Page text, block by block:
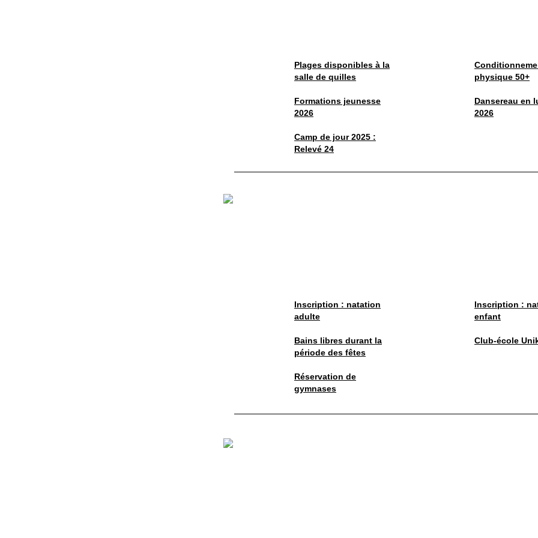
Plages disponibles à la
salle de quilles
physique 50+
Formations jeunesse
2026
Dansereau en
2026
Camp de jour 2025 :
Relevé 24
Inscription : natation
adulte
Inscription :
enfant
Bains libres durant la
période des fêtes
Club-école
Réservation de
gymnases